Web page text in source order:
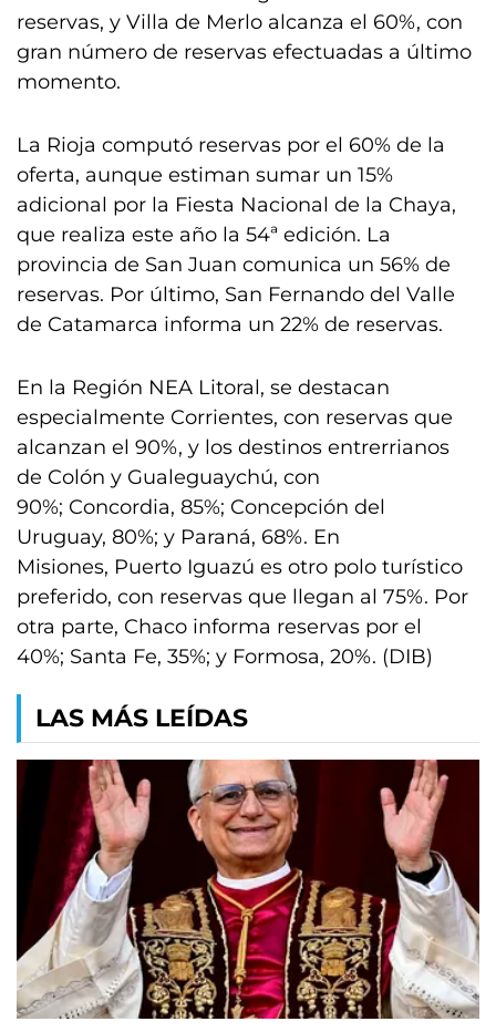
reservas, y Villa de Merlo alcanza el 60%, con
gran número de reservas efectuadas a último
momento.
La Rioja computó reservas por el 60% de la
oferta, aunque estiman sumar un 15%
adicional por la Fiesta Nacional de la Chaya,
que realiza este año la 54ª edición. La
provincia de San Juan comunica un 56% de
reservas. Por último, San Fernando del Valle
de Catamarca informa un 22% de reservas.
En la Región NEA Litoral, se destacan
especialmente Corrientes, con reservas que
alcanzan el 90%, y los destinos entrerrianos
de Colón y Gualeguaychú, con
90%; Concordia, 85%; Concepción del
Uruguay, 80%; y Paraná, 68%. En
Misiones, Puerto Iguazú es otro polo turístico
preferido, con reservas que llegan al 75%. Por
otra parte, Chaco informa reservas por el
40%; Santa Fe, 35%; y Formosa, 20%. (DIB)
LAS MÁS LEÍDAS